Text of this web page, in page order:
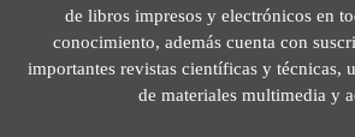
de libros impresos y electrónicos en
conocimiento, además cuenta con
importantes revistas científicas y técnicas,
de materiales multimedia y